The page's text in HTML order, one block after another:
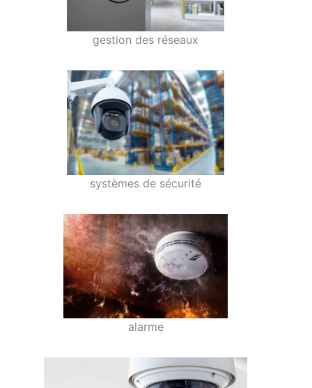
gestion des réseaux
systèmes de sécurité
alarme